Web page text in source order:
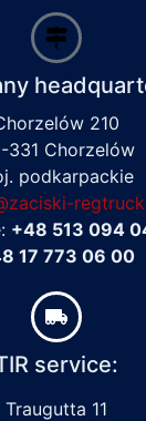
210
331 Chorzelów
podkarpackie
+48 513 094
17 773 06 00
service:
Traugutta 11